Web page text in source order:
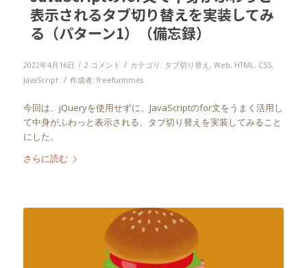
表示されるタブ切り替えを実装してみ
る（パターン1）（備忘録）
2022年4月16日 / 2 コメント / カテゴリ: タブ切り替え , Web, HTML , CSS,
JavaScript
/ 作成者: freefuntimes
今回は、jQueryを使用せずに、 JavaScriptのfor文をうまく活用し
て中身がふわっと表示される、タブ切り替えを実装してみること
にした。
さらに読む